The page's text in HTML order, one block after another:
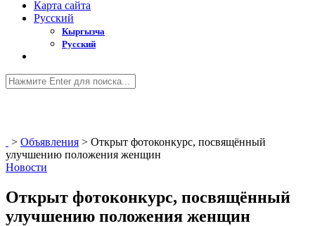
Карта сайта
Русский
Кыргызча
Русский
> Объявления > Открыт фотоконкурс, посвящённый
улучшению положения женщин
Новости
Открыт фотоконкурс, посвящённый
улучшению положения женщин